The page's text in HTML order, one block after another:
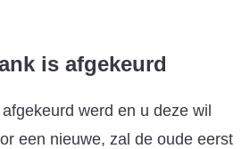
is afgekeurd
werd en u deze wil
een nieuwe, zal de oude eerst